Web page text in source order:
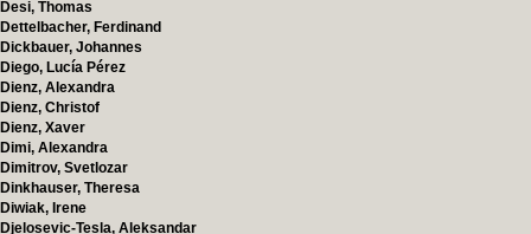
Desi, Thomas
Dettelbacher, Ferdinand
Dickbauer, Johannes
Diego, Lucía Pérez
Dienz, Alexandra
Dienz, Christof
Dienz, Xaver
Dimi, Alexandra
Dimitrov, Svetlozar
Dinkhauser, Theresa
Diwiak, Irene
Djelosevic-Tesla, Aleksandar